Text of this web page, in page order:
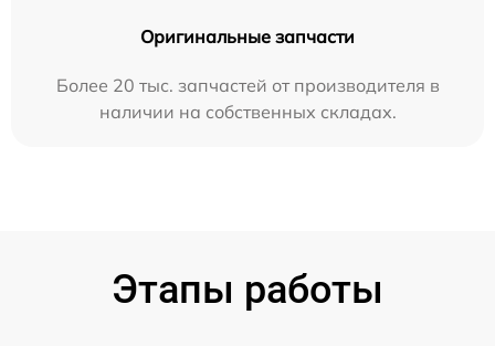
Оригинальные запчасти
Более 20 тыс. запчастей от производителя в
наличии на собственных складах.
Этапы работы